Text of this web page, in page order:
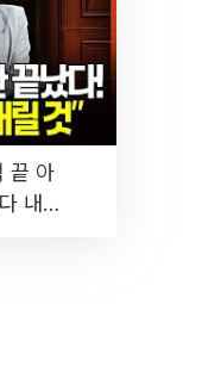
끝 아
내릴